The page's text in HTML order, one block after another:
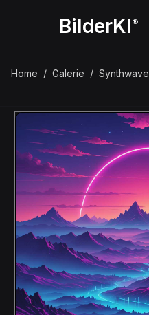
BilderKI®
Home / Galerie / Synthwave